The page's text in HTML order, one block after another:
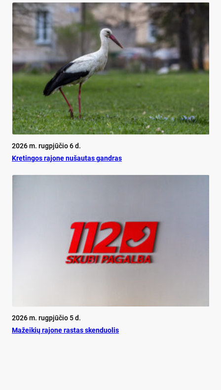
2026 m. rugpjūčio 6 d.
Kretingos rajone nušautas gandras
2026 m. rugpjūčio 5 d.
Mažeikių rajone rastas skenduolis